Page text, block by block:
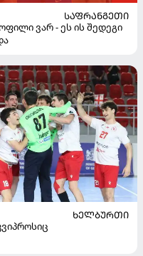
ᲡᲐᲤᲠᲐᲜᲒᲔᲗᲘ
ვარ - ეს ის შედეგი
ᲮᲔᲚᲑᲣᲠᲗᲘ